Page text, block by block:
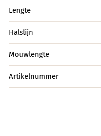
Lengte
Halslijn
Mouwlengte
Artikelnummer